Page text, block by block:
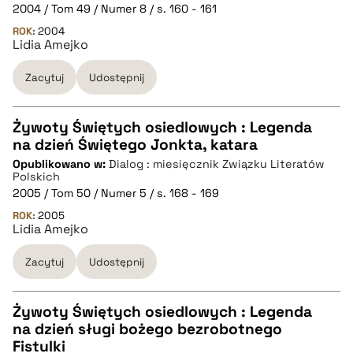
pobierz cytat
BIBTEX
pobierz cytat
2004 / Tom 49 / Numer 8 / s. 160 - 161
ROK: 2004
Lidia Amejko
Zacytuj Udostępnij
CZYSTY TEKST
pobierz cytat
BIBTEX
pobierz cytat
Żywoty Świętych osiedlowych : Legenda
na dzień Świętego Jonkta, katara
Opublikowano w: Dialog : miesięcznik Związku Literatów
Polskich
2005 / Tom 50 / Numer 5 / s. 168 - 169
ROK: 2005
Lidia Amejko
Zacytuj Udostępnij
CZYSTY TEKST
Żywoty Świętych osiedlowych : Legenda
na dzień sługi bożego bezrobotnego
Fistulki